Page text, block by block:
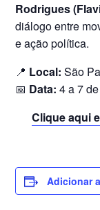
Rodrigues
diálogo entre
e ação política.
📍 Local: São
📅 Data: 4 a 7
Clique aqui
Adicionar